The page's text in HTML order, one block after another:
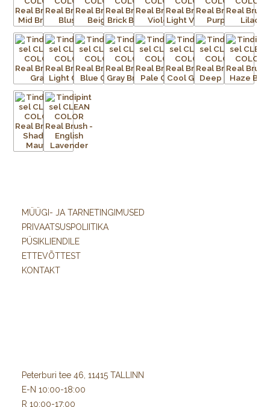
MÜÜGI- JA TARNETINGIMUSED
PRIVAATSUSPOLIITIKA
PÜSIKLIENDILE
ETTEVÕTTEST
KONTAKT
Peterburi tee 46, 11415 TALLINN
E-N 10:00-18:00
R 10:00-17:00